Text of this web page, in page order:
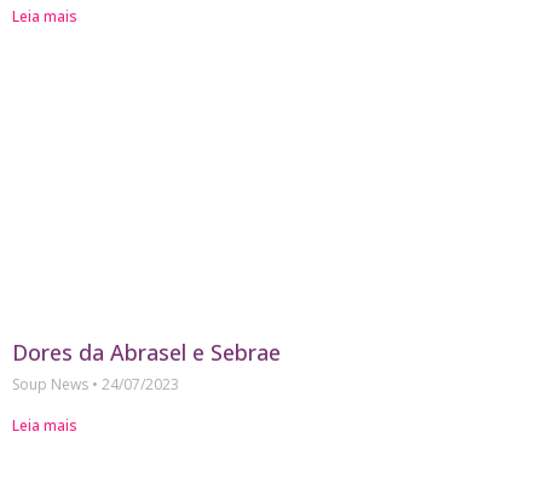
Leia mais
Dores da Abrasel e Sebrae
Soup News
24/07/2023
Leia mais